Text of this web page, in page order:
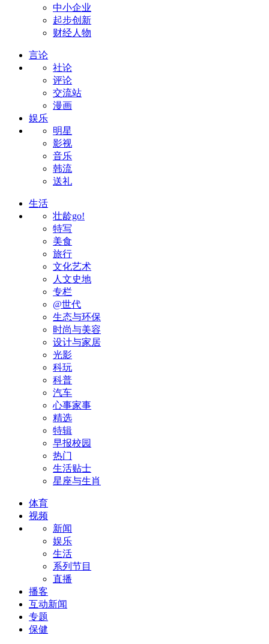
中小企业
起步创新
财经人物
言论
社论
评论
交流站
漫画
娱乐
明星
影视
音乐
韩流
送礼
生活
壮龄go!
特写
美食
旅行
文化艺术
人文史地
专栏
@世代
生态与环保
时尚与美容
设计与家居
光影
科玩
科普
汽车
心事家事
精选
特辑
早报校园
热门
生活贴士
星座与生肖
体育
视频
新闻
娱乐
生活
系列节目
直播
播客
互动新闻
专题
保健